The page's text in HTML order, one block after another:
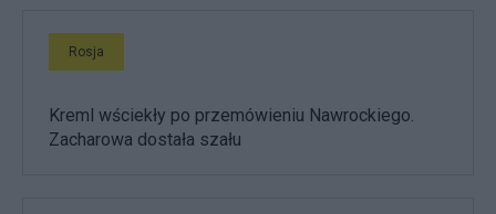
Rosja
Kreml wściekły po przemówieniu Nawrockiego.
Zacharowa dostała szału